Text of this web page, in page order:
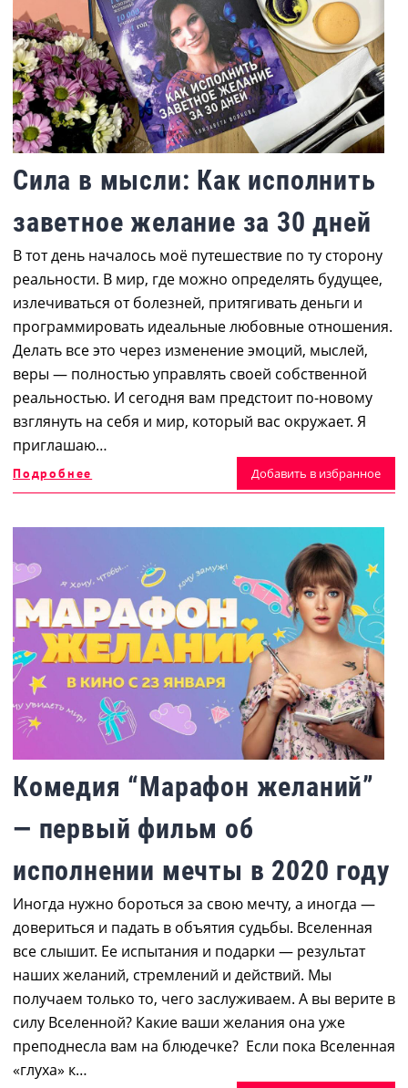
Сила в мысли: Как исполнить
заветное желание за 30 дней
В тот день началось моё путешествие по ту сторону
реальности. В мир, где можно определять будущее,
излечиваться от болезней, притягивать деньги и
программировать идеальные любовные отношения.
Делать все это через изменение эмоций, мыслей,
веры — полностью управлять своей собственной
реальностью. И сегодня вам предстоит по-новому
взглянуть на себя и мир, который вас окружает. Я
приглашаю…
Подробнее Добавить в избранное
Комедия “Марафон желаний”
— первый фильм об
исполнении мечты в 2020 году
Иногда нужно бороться за свою мечту, а иногда —
довериться и падать в объятия судьбы. Вселенная
все слышит. Ее испытания и подарки — результат
наших желаний, стремлений и действий. Мы
получаем только то, чего заслуживаем. А вы верите в
силу Вселенной? Какие ваши желания она уже
преподнесла вам на блюдечке? Если пока Вселенная
«глуха» к…